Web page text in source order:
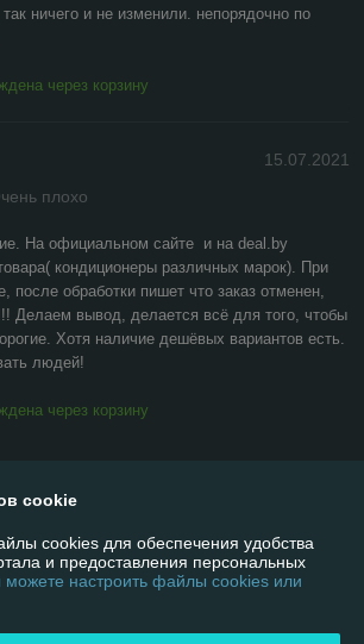
ничего и не изменили. непорядочно по
через корзину
15.07.2021
плохо
На официальном сайте  и на deal.by
кондиционеры различных марок). При
после обработки пишет что заказ отменен,
Делаем вывод, делается всё для того, чтобы
Хотя наличие дешёвых вариантов есть.
людей!
через корзину
cookie
cookies для обеспечения удобства
и предоставления персональных
можете настроить файлы cookies или